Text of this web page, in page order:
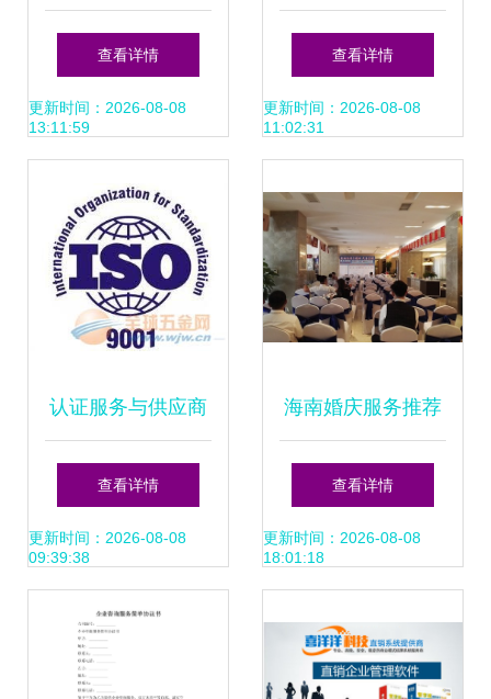
咨询公司品牌设计
与咨询策划服务深
查看详情
更新时间：2026-08-08
13:11:59
与咨询策划服务的
价值与实施
查看详情
更新时间：2026-08-08
11:02:31
认证服务与供应商
采购管理咨询的价
格策略及策划指南
查看详情
更新时间：2026-08-08
09:39:38
海南婚庆服务推荐
专业婚礼策划与咨
询，打造完美热带
查看详情
更新时间：2026-08-08
18:01:18